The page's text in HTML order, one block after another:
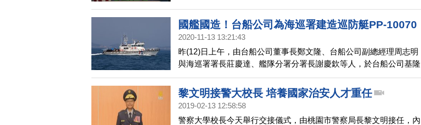
國艦國造！台船公司為海巡署建造巡防艇PP-10070
交船
2020-11-13 13:21:43
昨(12)日上午，由台船公司董事長鄭文隆、台船公司副總經理周志明
與海巡署署長莊慶達、艦隊分署分署長謝慶欽等人，於台船公司基隆
廠主持「100噸級巡防艇28艘後續15艘採購案」第3艘巡防艇PP-
10070艇交船典禮。
黎文明接警大校長 培養國家治安人才重任
2019-02-13 12:58:58
警察大學校長今天舉行交接儀式，由桃園市警察局長黎文明接任，內